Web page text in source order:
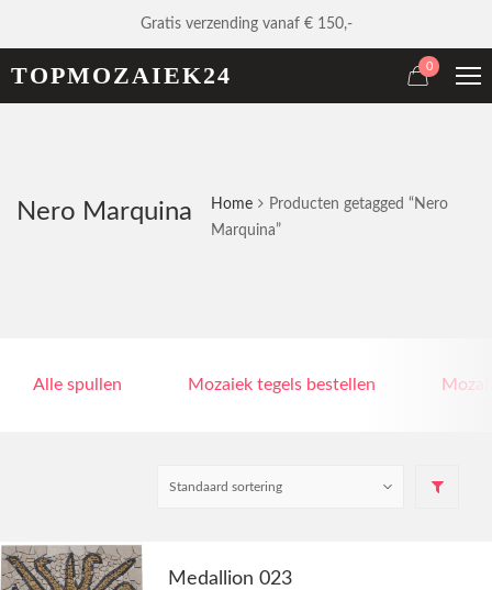
Gratis verzending vanaf € 150,-
TOPMOZAIEK24 0
Nero Marquina Home
Producten getagged “Nero
Marquina”
Alle spullen Mozaiek tegels bestellen
Medallion 023